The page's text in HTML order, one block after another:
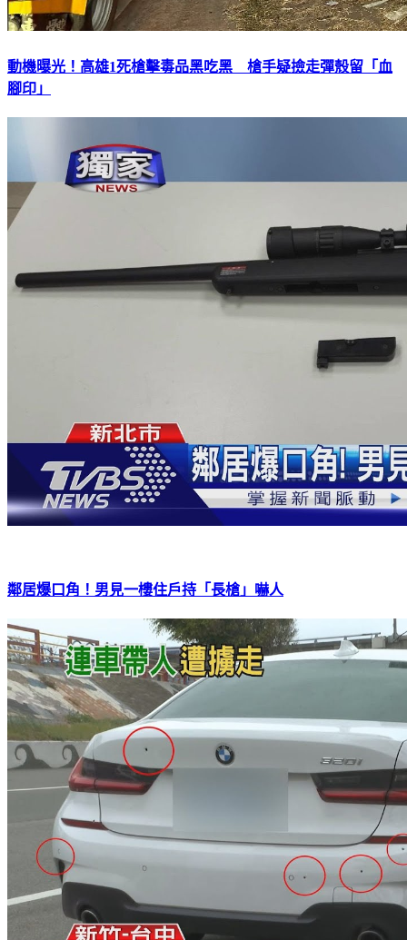
動機曝光！高雄1死槍擊毒品黑吃黑 槍手疑撿走彈殼留「血
腳印」
鄰居爆口角！男見一樓住戶持「長槍」嚇人